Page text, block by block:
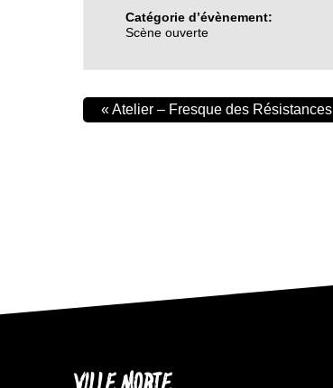
Catégorie d’évènement:
Scène ouverte
«Atelier – Fresque des Résistances